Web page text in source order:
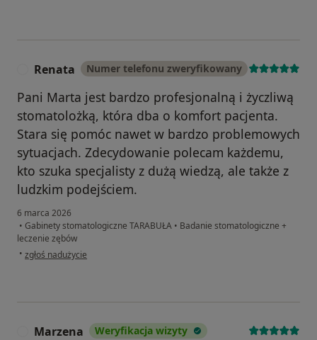
Renata Numer telefonu zweryfikowany
Pani Marta jest bardzo profesjonalną i życzliwą
stomatolożką, która dba o komfort pacjenta.
Stara się pomóc nawet w bardzo problemowych
sytuacjach. Zdecydowanie polecam każdemu,
kto szuka specjalisty z dużą wiedzą, ale także z
ludzkim podejściem.
6 marca 2026
• Gabinety stomatologiczne TARABUŁA • Badanie stomatologiczne +
leczenie zębów
• w opinii użytkownika Renata
zgłoś nadużycie
Marzena Weryfikacja wizyty